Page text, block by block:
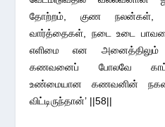
தோற்றம், குண நலன்கள்,
வார்த்தைகள், நடை உடை
எளிமை என
கணவனைப் போலவே
உண்மையான கணவனின்
விட்டிருந்தான்’ ||58||